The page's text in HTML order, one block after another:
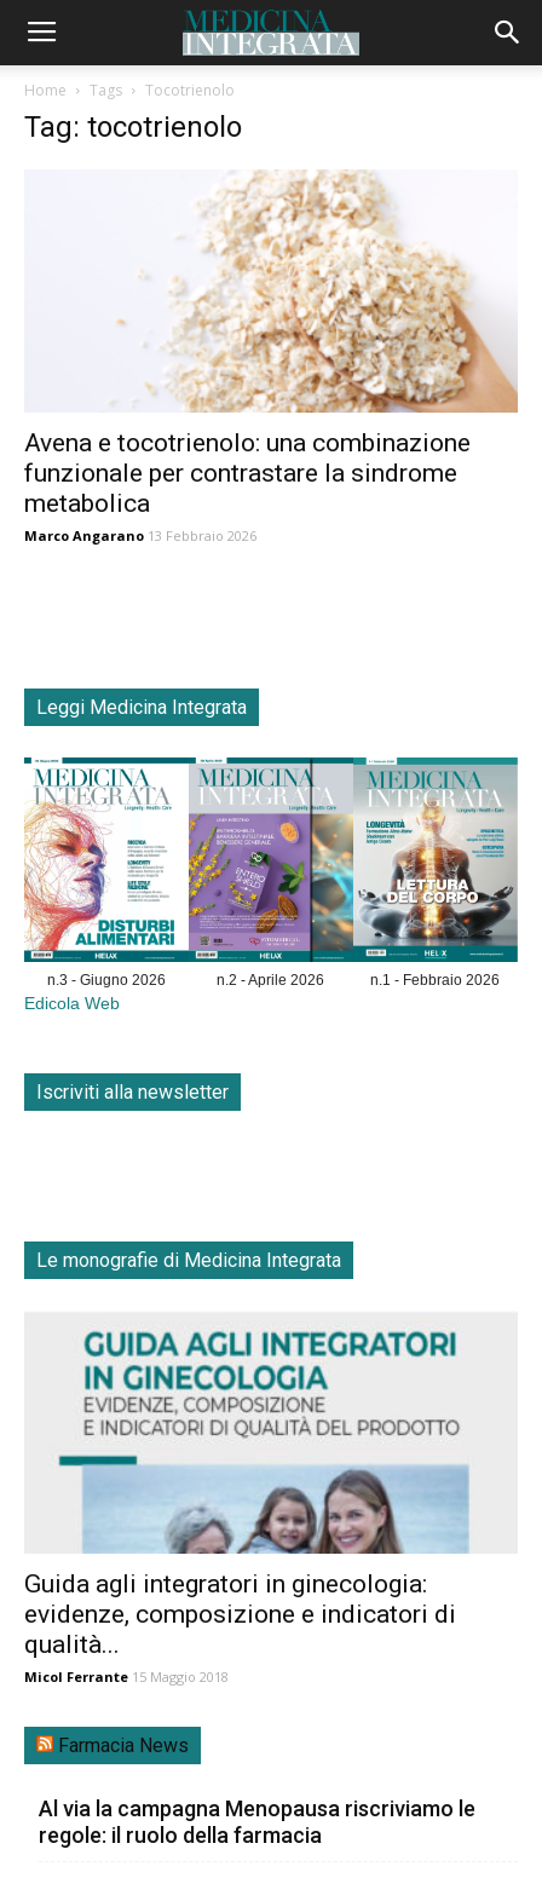
Home Tags Tocotrienolo
Tag: tocotrienolo
Avena e tocotrienolo: una combinazione
funzionale per contrastare la sindrome
metabolica
Marco Angarano 13 Febbraio 2026
Leggi Medicina Integrata
n.3 - Giugno 2026 n.2 - Aprile 2026 n.1 - Febbraio 2026
Edicola Web
Iscriviti alla newsletter
Le monografie di Medicina Integrata
Guida agli integratori in ginecologia:
evidenze, composizione e indicatori di
qualità...
Micol Ferrante 15 Maggio 2018
Farmacia News
Al via la campagna Menopausa riscriviamo le
regole: il ruolo della farmacia